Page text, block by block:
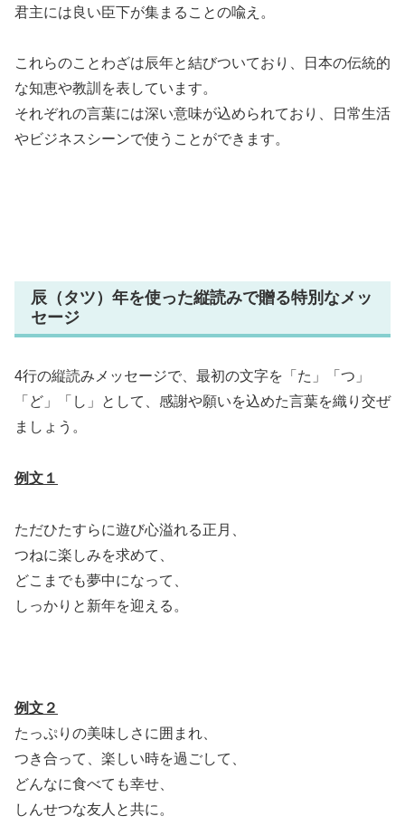
君主には良い臣下が集まることの喩え。
これらのことわざは辰年と結びついており、日本の伝統的
な知恵や教訓を表しています。
それぞれの言葉には深い意味が込められており、日常生活
やビジネスシーンで使うことができます。
辰（タツ）年を使った縦読みで贈る特別なメッ
セージ
4行の縦読みメッセージで、最初の文字を「た」「つ」
「ど」「し」として、感謝や願いを込めた言葉を織り交ぜ
ましょう。
例文１
ただひたすらに遊び心溢れる正月、
つねに楽しみを求めて、
どこまでも夢中になって、
しっかりと新年を迎える。
例文２
たっぷりの美味しさに囲まれ、
つき合って、楽しい時を過ごして、
どんなに食べても幸せ、
しんせつな友人と共に。